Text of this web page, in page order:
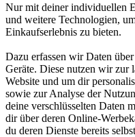
Nur mit deiner individuellen
und weitere Technologien,
Einkaufserlebnis zu bieten.
Dazu erfassen wir Daten
Geräte. Diese nutzen wir zur
Website und um dir
sowie zur Analyse der
deine verschlüsselten Daten
dir über deren Online-
du deren Dienste bereits